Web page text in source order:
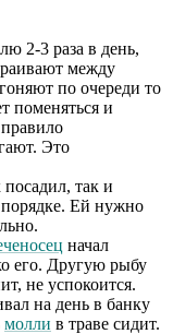
2-3 раза в день,
между
по очереди то
поменяться и
Это
посадил, так и
порядке. Ей нужно
начал
его. Другую рыбу
не успокоится.
на день в банку
молли в траве сидит.